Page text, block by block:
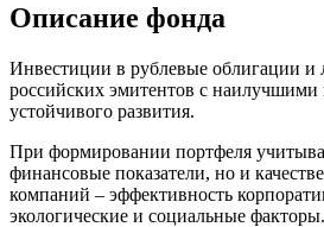
Описание фонда
Инвестиции в рублевые облигации и
российских эмитентов с наилучшими
устойчивого развития.
При формировании портфеля
финансовые показатели, но и
компаний – эффективность
экологические и социальные факторы.